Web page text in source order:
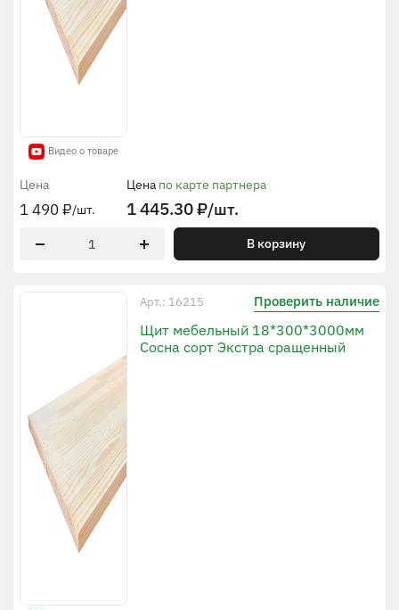
Видео о товаре
Цена
1 490₽/шт.
Цена по карте партнера
1 445.30₽/шт.
В корзину
Арт.: 16215 Проверить наличие
Щит мебельный 18*300*3000мм
Сосна сорт Экстра сращенный